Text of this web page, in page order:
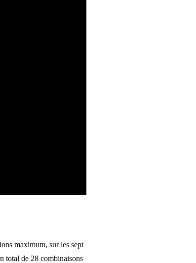
maximum, sur les sept
total de 28 combinaisons